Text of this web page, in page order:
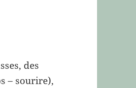
des
– sourire),